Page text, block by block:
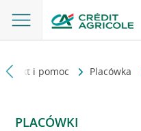
i pomoc Placówka
PLACÓWKI